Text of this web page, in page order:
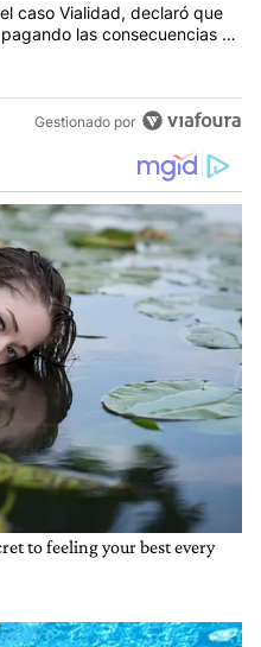
"Jorge Gorini, el juez del
caso Vialidad, declaró que
las consecuencias de
Gestionado por